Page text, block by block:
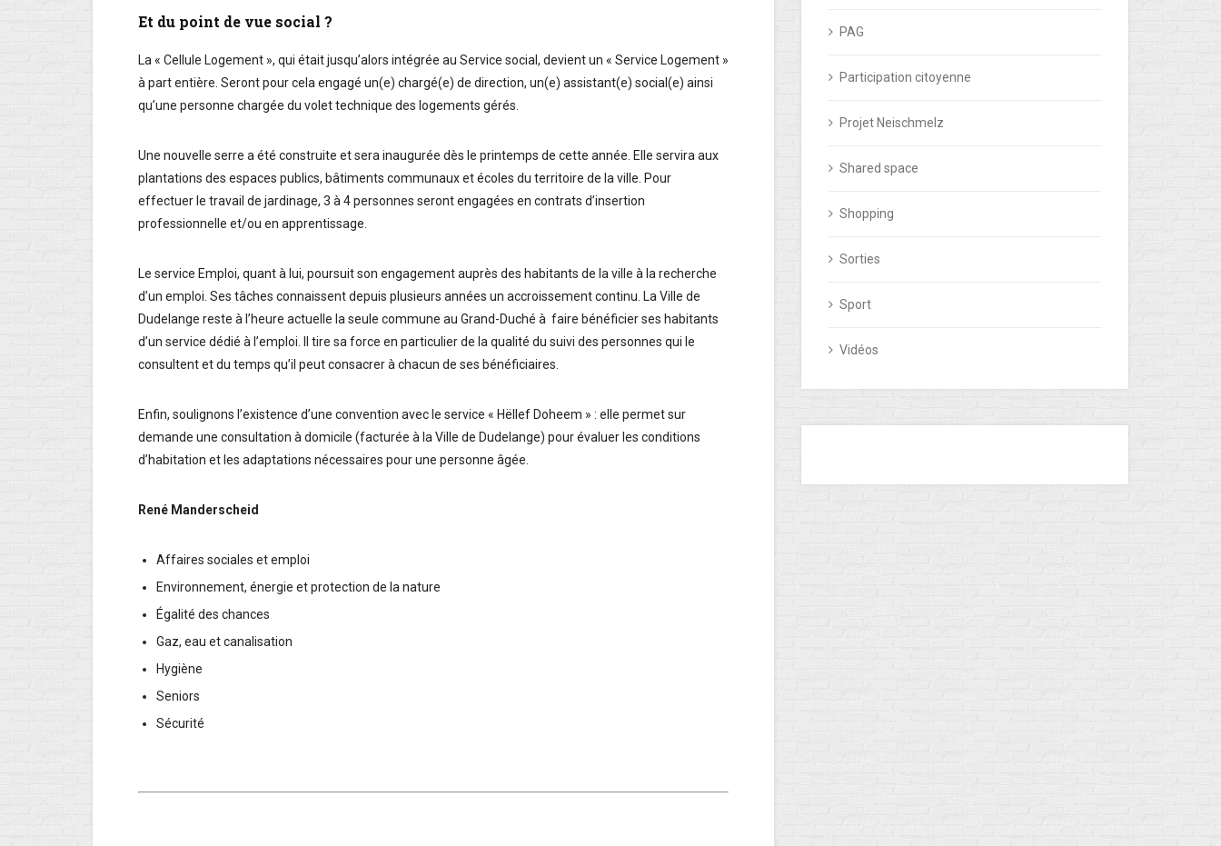
Et du point de vue social ?
La « Cellule Logement », qui était jusqu’alors intégrée au Service social, devient un « Service Logement »
à part entière. Seront pour cela engagé un(e) chargé(e) de direction, un(e) assistant(e) social(e) ainsi
qu’une personne chargée du volet technique des logements gérés.
Une nouvelle serre a été construite et sera inaugurée dès le printemps de cette année. Elle servira aux
plantations des espaces publics, bâtiments communaux et écoles du territoire de la ville. Pour
effectuer le travail de jardinage, 3 à 4 personnes seront engagées en contrats d’insertion
professionnelle et/ou en apprentissage.
Le service Emploi, quant à lui, poursuit son engagement auprès des habitants de la ville à la recherche
d’un emploi. Ses tâches connaissent depuis plusieurs années un accroissement continu. La Ville de
Dudelange reste à l’heure actuelle la seule commune au Grand-Duché à faire bénéficier ses habitants
d’un service dédié à l’emploi. Il tire sa force en particulier de la qualité du suivi des personnes qui le
consultent et du temps qu’il peut consacrer à chacun de ses bénéficiaires.
Enfin, soulignons l’existence d’une convention avec le service « Hëllef Doheem » : elle permet sur
demande une consultation à domicile (facturée à la Ville de Dudelange) pour évaluer les conditions
d’habitation et les adaptations nécessaires pour une personne âgée.
René Manderscheid
Affaires sociales et emploi
Environnement, énergie et protection de la nature
Égalité des chances
Gaz, eau et canalisation
Hygiène
Seniors
Sécurité
PAG
Participation citoyenne
Projet Neischmelz
Shared space
Shopping
Sorties
Sport
Vidéos